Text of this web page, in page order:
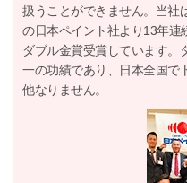
扱うことができません。当社
の日本ペイント社より13年連
ダブル金賞受賞しています。
一の功績であり、日本全国で
他なりません。